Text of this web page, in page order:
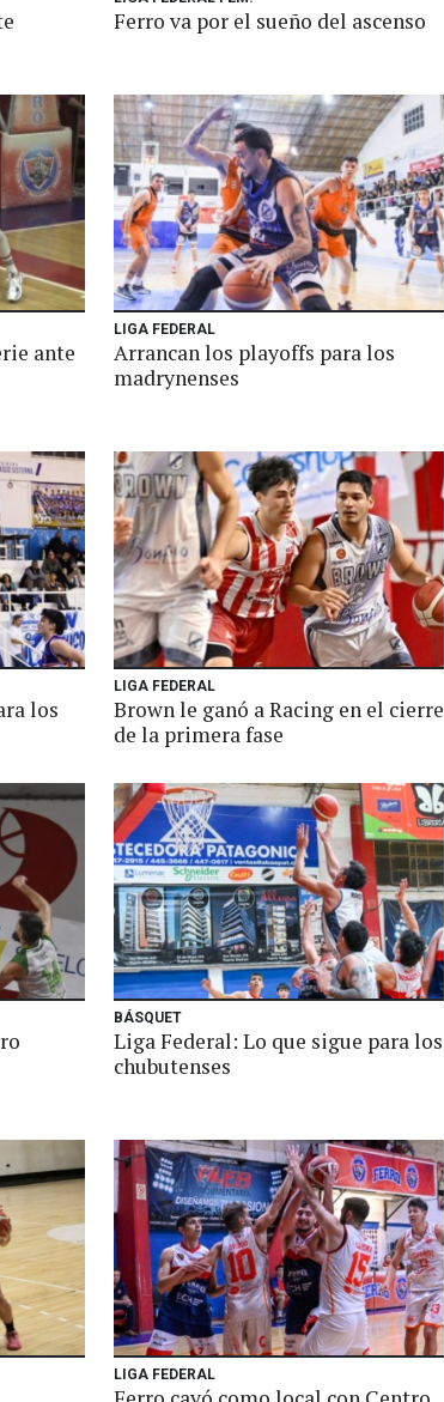
Ferro va por el sueño del ascenso
ante
LIGA FEDERAL
Arrancan los playoffs para los
madrynenses
los
LIGA FEDERAL
Brown le ganó a Racing en el cierre
de la primera fase
BÁSQUET
Liga Federal: Lo que sigue para los
chubutenses
LIGA FEDERAL